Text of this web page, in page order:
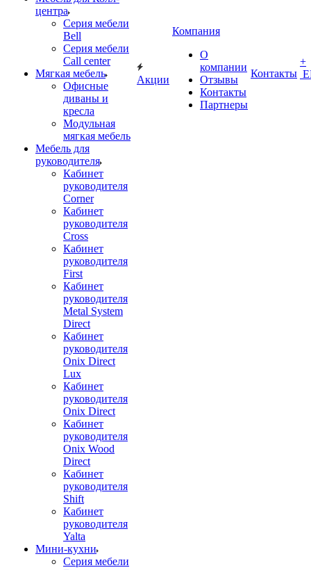
центра
Серия мебели
Bell
Серия мебели
Call center
Мягкая мебель
Офисные
диваны и
кресла
Модульная
мягкая мебель
Мебель для
руководителя
Кабинет
руководителя
Corner
Кабинет
руководителя
Cross
Кабинет
руководителя
First
Кабинет
руководителя
Metal System
Direct
Кабинет
руководителя
Onix Direct
Lux
Кабинет
руководителя
Onix Direct
Кабинет
руководителя
Onix Wood
Direct
Кабинет
руководителя
Shift
Кабинет
руководителя
Yalta
Мини-кухни
Серия мебели
Акции
Компания
О
компании
Отзывы
Контакты
Партнеры
Контакты
+